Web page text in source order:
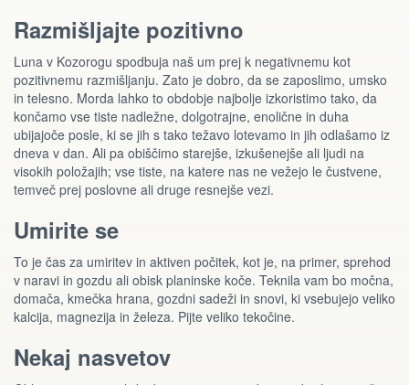
Razmišljajte pozitivno
Luna v Kozorogu spodbuja naš um prej k negativnemu kot
pozitivnemu razmišljanju. Zato je dobro, da se zaposlimo, umsko
in telesno. Morda lahko to obdobje najbolje izkoristimo tako, da
končamo vse tiste nadležne, dolgotrajne, enolične in duha
ubijajoče posle, ki se jih s tako težavo lotevamo in jih odlašamo iz
dneva v dan. Ali pa obiščimo starejše, izkušenejše ali ljudi na
visokih položajih; vse tiste, na katere nas ne vežejo le čustvene,
temveč prej poslovne ali druge resnejše vezi.
Umirite se
To je čas za umiritev in aktiven počitek, kot je, na primer, sprehod
v naravi in gozdu ali obisk planinske koče. Teknila vam bo močna,
domača, kmečka hrana, gozdni sadeži in snovi, ki vsebujejo veliko
kalcija, magnezija in železa. Pijte veliko tekočine.
Nekaj nasvetov